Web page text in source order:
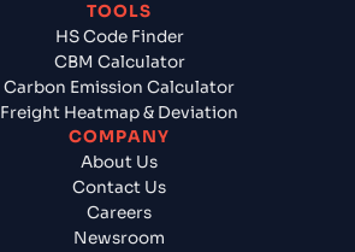
TOOLS
HS Code Finder
CBM Calculator
Carbon Emission Calculator
Freight Heatmap & Deviation
COMPANY
About Us
Contact Us
Careers
Newsroom